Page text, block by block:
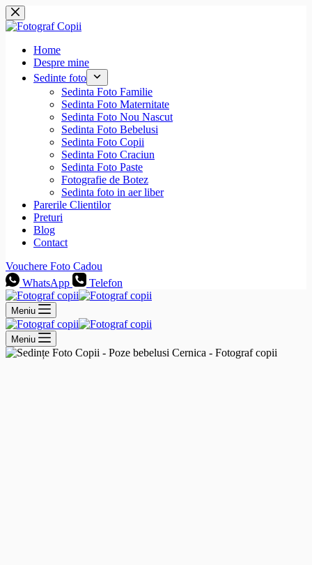
Sari
la
conținut
Home
Despre mine
Sedinte foto
Sedinta Foto Familie
Sedinta Foto Maternitate
Sedinta Foto Nou Nascut
Sedinta Foto Bebelusi
Sedinta Foto Copii
Sedinta Foto Craciun
Sedinta Foto Paste
Fotografie de Botez
Sedinta foto in aer liber
Parerile Clientilor
Preturi
Blog
Contact
Vouchere Foto Cadou
WhatsApp
Telefon
Meniu
Meniu